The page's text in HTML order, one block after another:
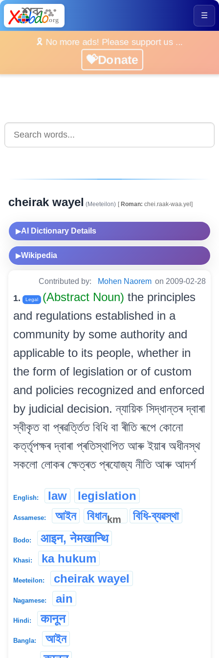
☰
🎗️ No more ads! Please support us ...
💝Donate
cheirak wayel (Meeteilon) [Roman: chei.raak-waa.yel]
▶AI Dictionary Details
▶Wikipedia
Contributed by: Mohen Naorem on 2009-02-28
1. Legal (Abstract Noun) the principles
and regulations established in a
community by some authority and
applicable to its people, whether in
the form of legislation or of custom
and policies recognized and enforced
by judicial decision. ন্যায়িক সিদ্ধান্তৰ দ্বাৰা
স্বীকৃত বা প্ৰৱৰ্ত্তিত বিধি বা ৰীতি ৰূপে কোনো
কৰ্ত্তৃপক্ষৰ দ্বাৰা প্ৰতিস্থাপিত আৰু ইয়াৰ অধীনস্থ
সকলো লোকৰ ক্ষেত্ৰত প্ৰযোজ্য নীতি আৰু আদৰ্শ
English: law legislation
Assamese: আইন বিধানkm বিধি-ব্যৱস্থা
Bodo: आइन, नेमखान्थि
Khasi: ka hukum
Meeteilon: cheirak wayel
Nagamese: ain
Hindi: कानून
Bangla: আইন